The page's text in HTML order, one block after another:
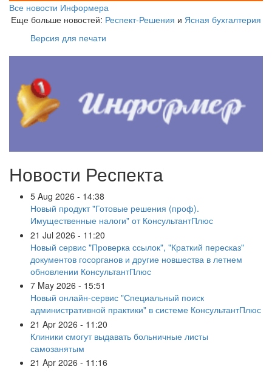
Все новости Информера
Еще больше новостей: Респект-Решения и Ясная бухгалтерия
Версия для печати
Новости Респекта
5 Aug 2026 - 14:38
Новый продукт "Готовые решения (проф).
Имущественные налоги" от КонсультантПлюс
21 Jul 2026 - 11:20
Новый сервис "Проверка ссылок", "Краткий пересказ"
документов госорганов и другие новшества в летнем
обновлении КонсультантПлюс
7 May 2026 - 15:51
Новый онлайн-сервис "Специальный поиск
административной практики" в системе КонсультантПлюс
21 Apr 2026 - 11:20
Клиники смогут выдавать больничные листы
самозанятым
21 Apr 2026 - 11:16